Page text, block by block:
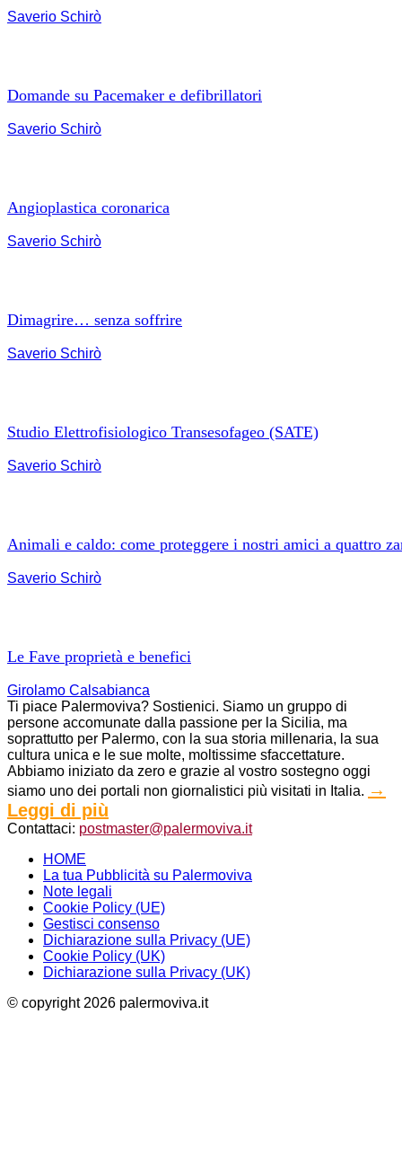
Saverio Schirò
Domande su Pacemaker e defibrillatori
Saverio Schirò
Angioplastica coronarica
Saverio Schirò
Dimagrire… senza soffrire
Saverio Schirò
Studio Elettrofisiologico Transesofageo (SATE)
Saverio Schirò
Animali e caldo: come proteggere i nostri amici a quattro
Saverio Schirò
Le Fave proprietà e benefici
Girolamo Calsabianca
Ti piace Palermoviva? Sostienici. Siamo un gruppo di
persone accomunate dalla passione per la Sicilia, ma
soprattutto per Palermo, con la sua storia millenaria, la sua
cultura unica e le sue molte, moltissime sfaccettature.
Abbiamo iniziato da zero e grazie al vostro sostegno oggi
siamo uno dei portali non giornalistici più visitati in Italia. →
Leggi di più
Contattaci: postmaster@palermoviva.it
HOME
La tua Pubblicità su Palermoviva
Note legali
Cookie Policy (UE)
Gestisci consenso
Dichiarazione sulla Privacy (UE)
Cookie Policy (UK)
Dichiarazione sulla Privacy (UK)
© copyright 2026 palermoviva.it